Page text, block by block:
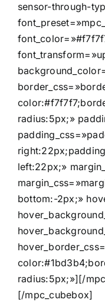
sensor-through-
radius:5px;»
left:22px;»
bottom:-2px;»
radius:5px;»][/
[/mpc_cubebox]